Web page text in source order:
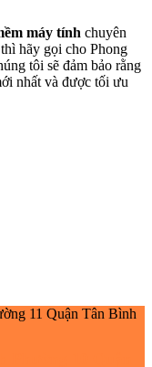
máy tính chuyên
hãy gọi cho Phong
tôi sẽ đảm bảo rằng
nhất và được tối ưu